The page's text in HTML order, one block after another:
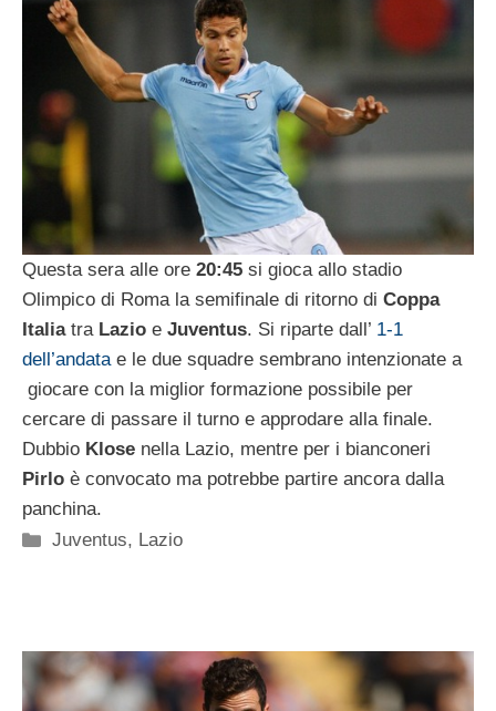
Questa sera alle ore 20:45 si gioca allo stadio
Olimpico di Roma la semifinale di ritorno di Coppa
Italiatra Lazio e Juventus. Si riparte dall’ 1-1
dell’andatae le due squadre sembrano intenzionate a
giocare con la miglior formazione possibile per
cercare di passare il turno e approdare alla finale.
Dubbio Klose nella Lazio, mentre per i bianconeri
Pirlo è convocato ma potrebbe partire ancora dalla
panchina.
Categorie
Juventus, Lazio